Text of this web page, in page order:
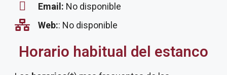
Email: No disponible
Web:: No disponible
Horario habitual del estanco